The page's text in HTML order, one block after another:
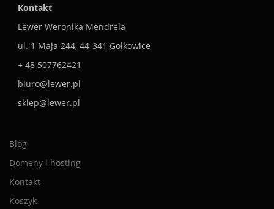
Kontakt
Lewer Weronika Mendrela
ul. 1 Maja 244, 44-341 Gołkowice
+ 48 507762421
biuro@lewer.pl
sklep@lewer.pl
Blog
Domeny i hosting
Kontakt
Koszyk